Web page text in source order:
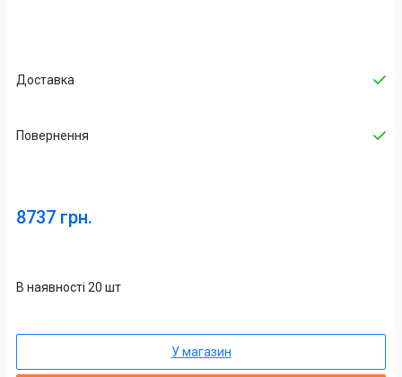
Доставка
Повернення
8737 грн.
В наявності 20 шт
У магазин